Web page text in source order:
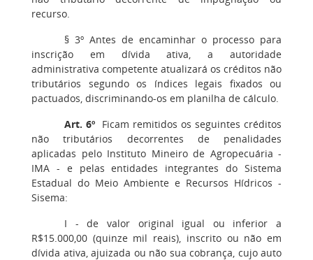
recurso.
§ 3º Antes de encaminhar o processo para
inscrição em dívida ativa, a autoridade
administrativa competente atualizará os créditos não
tributários segundo os índices legais fixados ou
pactuados, discriminando-os em planilha de cálculo.
Art. 6º Ficam remitidos os seguintes créditos
não tributários decorrentes de penalidades
aplicadas pelo Instituto Mineiro de Agropecuária -
IMA - e pelas entidades integrantes do Sistema
Estadual do Meio Ambiente e Recursos Hídricos -
Sisema:
I - de valor original igual ou inferior a
R$15.000,00 (quinze mil reais), inscrito ou não em
dívida ativa, ajuizada ou não sua cobrança, cujo auto